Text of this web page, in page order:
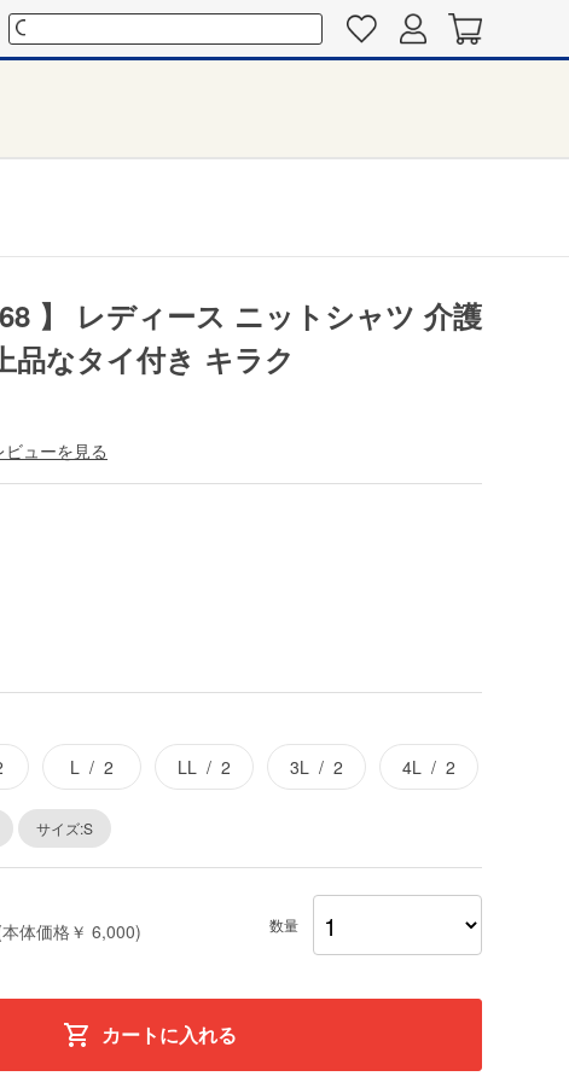
】 レディース ニットシャツ 介護
品なタイ付き キラク
ビューを見る
L 2 LL 2 3L 2 4L 2
サイズ:S
体価格￥ 6,000) 数量
カートに入れる